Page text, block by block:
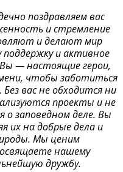
поздравляем вас
и стремление
и делают мир
и активное
— настоящие герои,
чтобы заботиться
вас не обходится ни
проекты и не
о заповедном деле. Вы
их на добрые дела и
Мы ценим
нашему
дружбу.